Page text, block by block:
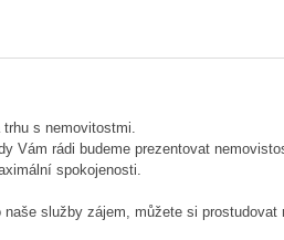
s nemovitostmi.
Vám rádi budeme prezentovat
spokojenosti.
služby zájem, můžete si prostudovat